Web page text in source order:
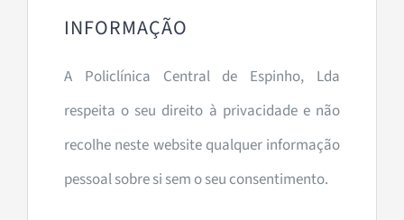
INFORMAÇÃO
A Policlínica Central de Espinho, Lda
respeita o seu direito à privacidade e não
recolhe neste website qualquer informação
pessoal sobre si sem o seu consentimento.